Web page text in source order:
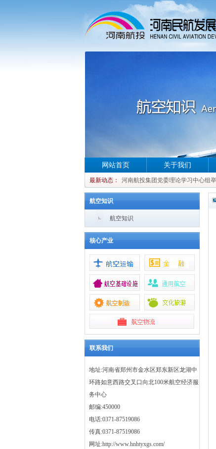
网站首页
最新动态：
河南航投集团党委理论学习中心组
河南航投集团党委理论学习中心组
河南航投集团党委理论学习中心组
河南航投集团党委理论学习中心组
关于我们
航空知识
航空知识
核心产业
联系我们
地址:河南省郑州市金水区郑东新区龙湖中
环路如意西路交叉口向北100米航空经济服
务中心
邮编:450000
电话:0371-87519086
传真:0371-87519086
网址:http://www.hnhtyxgs.com/